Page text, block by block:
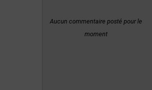
Aucun commentaire posté pour le
moment